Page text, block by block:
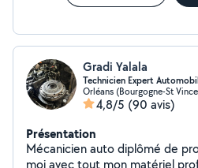
Gradi Yalala
Technicien Expert
Orléans (Bourgogne-St
4,8/5 (90 avis)
Présentation
Mécanicien auto diplômé de
moi avec tout mon matériel